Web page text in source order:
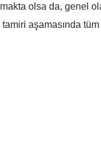
olsa da, genel
aşamasında